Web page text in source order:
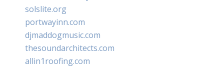
solslite.org
portwayinn.com
djmaddogmusic.com
thesoundarchitects.com
allin1roofing.com